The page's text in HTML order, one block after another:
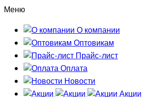
Меню
О компании
Оптовикам
Прайс-лист
Оплата
Новости